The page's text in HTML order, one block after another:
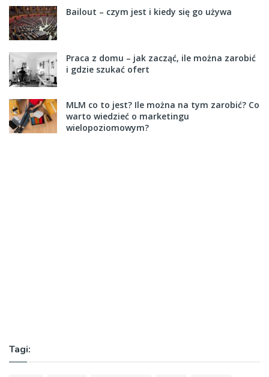
Bailout – czym jest i kiedy się go używa
Praca z domu – jak zacząć, ile można zarobić
i gdzie szukać ofert
MLM co to jest? Ile można na tym zarobić? Co
warto wiedzieć o marketingu
wielopoziomowym?
Tagi: